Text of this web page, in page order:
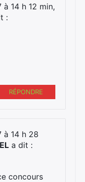
à 14 h 12 min,
:
RÉPONDRE
à 14 h 28
a dit :
concours